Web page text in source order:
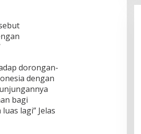
dorongan-
dengan
bagi
lagi” Jelas